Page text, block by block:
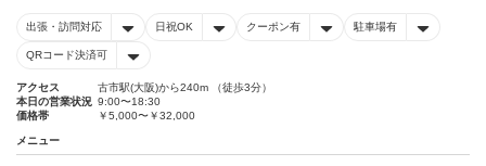
出張・訪問対応 日祝OK クーポン有 駐車場有
QRコード決済可
アクセス
古市駅(大阪)から240m （徒歩3分）
本日の営業状況 9:00〜18:30
価格帯
￥5,000〜￥32,000
メニュー